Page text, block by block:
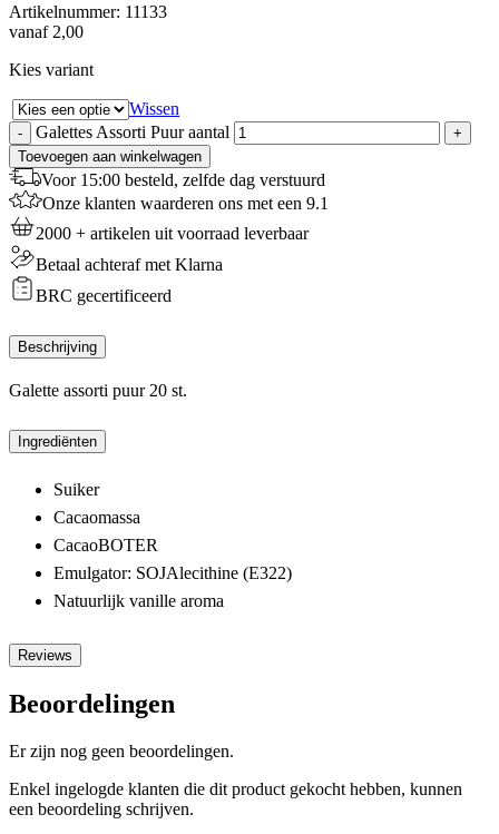
Artikelnummer: 11133
vanaf 2,00
Kies variant
Wissen
- Galettes Assorti Puur aantal
+
Toevoegen aan winkelwagen
Voor 15:00 besteld, zelfde dag verstuurd
Onze klanten waarderen ons met een 9.1
2000 + artikelen uit voorraad leverbaar
Betaal achteraf met Klarna
BRC gecertificeerd
Beschrijving
Galette assorti puur 20 st.
Ingrediënten
Suiker
Cacaomassa
CacaoBOTER
Emulgator: SOJAlecithine (E322)
Natuurlijk vanille aroma
Reviews
Beoordelingen
Er zijn nog geen beoordelingen.
Enkel ingelogde klanten die dit product gekocht hebben, kunnen
een beoordeling schrijven.